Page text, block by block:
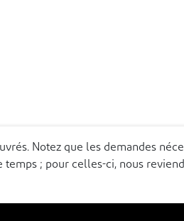
Notez que les demandes
; pour celles-ci, nous